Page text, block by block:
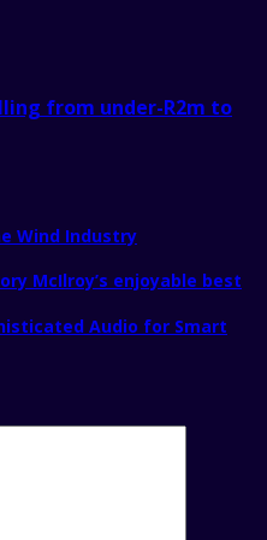
from under-R2m to
Wind Industry
McIlroy’s enjoyable best
Audio for Smart